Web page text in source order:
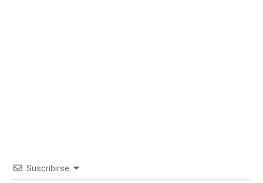
Suscribirse